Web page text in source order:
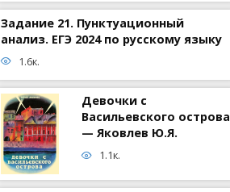
Задание 21. Пунктуационный
анализ. ЕГЭ 2024 по русскому языку
1.6к.
Девочки с
Васильевского острова
— Яковлев Ю.Я.
1.1к.